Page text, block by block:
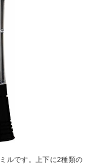
ルです。上下に2種類の